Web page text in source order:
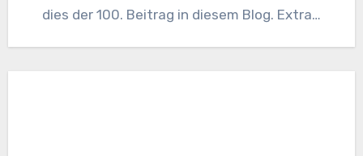
dies der 100. Beitrag in diesem Blog. Extra…